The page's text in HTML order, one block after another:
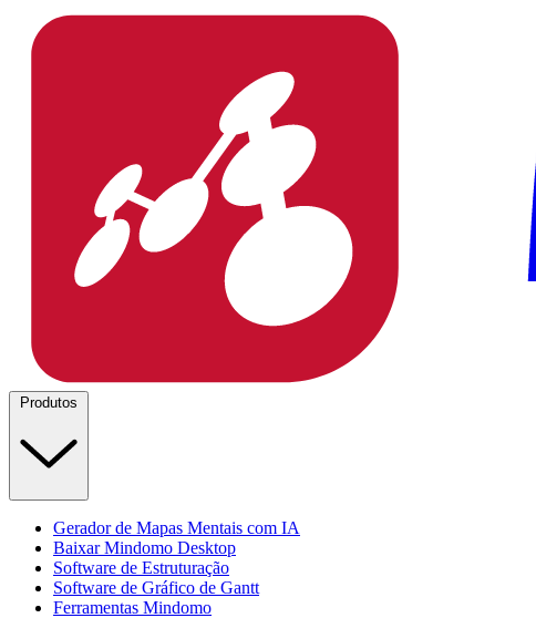
Produtos
Gerador de Mapas Mentais com IA
Baixar Mindomo Desktop
Software de Estruturação
Software de Gráfico de Gantt
Ferramentas Mindomo